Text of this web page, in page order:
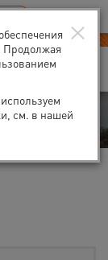
RU EN
×
Продолжая
см. в нашей